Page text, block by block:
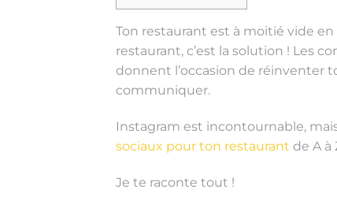
Ton restaurant est à moitié vide
restaurant, c’est la solution ! Les
donnent l’occasion de réinventer
communiquer.
Instagram est incontournable,
sociaux pour ton restaurant de A à
Je te raconte tout !